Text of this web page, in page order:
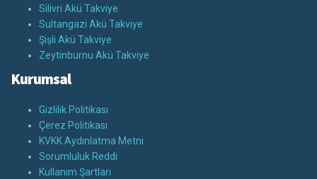
Silivri Akü Takviye
Sultangazi Akü Takviye
Şişli Akü Takviye
Zeytinburnu Akü Takviye
Kurumsal
Gizlilik Politikası
Çerez Politikası
KVKK Aydınlatma Metni
Sorumluluk Reddi
Kullanım Şartları